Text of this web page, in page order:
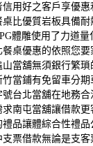
信用好之客戶享優
桌 比優質岩板具備
體雕使用了力道量
餐桌優惠的依照您
山當舖無須銀行繁
竹當鋪有免留車分
號台北當舖在地務合
求南屯當舖讓借款更
禮品讓體綜合性禮
支票借款無論是支客